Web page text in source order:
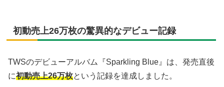
初動売上26万枚の驚異的なデビュー記録
TWSのデビューアルバム『Sparkling Blue』は、発売直後
に初動売上26万枚という記録を達成しました。